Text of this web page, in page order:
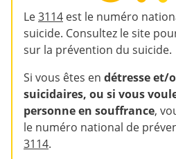
Le3114 est le numéro
suicide. Consultez le site
sur la prévention du suicide.
Si vous êtes en détresse et/
suicidaires, ou si vous
personne en souffrance,
le numéro national de
3114.